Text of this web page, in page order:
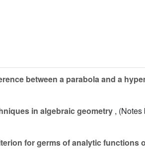
between a parabola and a
in algebraic geometry ,
for germs of analytic functions